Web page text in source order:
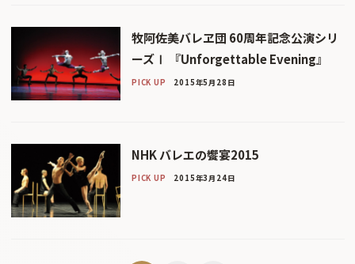
牧阿佐美バレヱ団 60周年記念公演シリ
ーズⅠ 『Unforgettable Evening』
PICK UP 2015年5月28日
NHK バレエの饗宴2015
PICK UP 2015年3月24日